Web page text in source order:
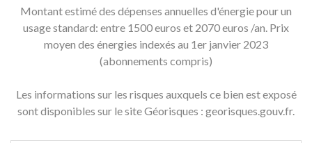
Montant estimé des dépenses annuelles d'énergie pour un
usage standard: entre 1500 euros et 2070 euros /an. Prix
moyen des énergies indexés au 1er janvier 2023
(abonnements compris)
Les informations sur les risques auxquels ce bien est exposé
sont disponibles sur le site Géorisques : georisques.gouv.fr.